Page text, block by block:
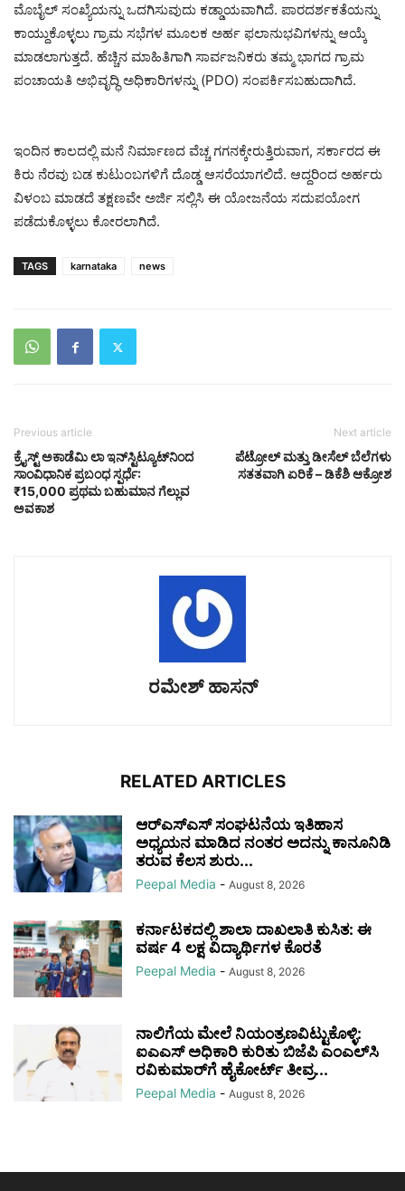
ಮೊಬೈಲ್ ಸಂಖ್ಯೆಯನ್ನು ಒದಗಿಸುವುದು ಕಡ್ಡಾಯವಾಗಿದೆ. ಪಾರದರ್ಶಕತೆಯನ್ನು
ಕಾಯ್ದುಕೊಳ್ಳಲು ಗ್ರಾಮ ಸಭೆಗಳ ಮೂಲಕ ಅರ್ಹ ಫಲಾನುಭವಿಗಳನ್ನು ಆಯ್ಕೆ
ಮಾಡಲಾಗುತ್ತದೆ. ಹೆಚ್ಚಿನ ಮಾಹಿತಿಗಾಗಿ ಸಾರ್ವಜನಿಕರು ತಮ್ಮ ಭಾಗದ ಗ್ರಾಮ
ಪಂಚಾಯತಿ ಅಭಿವೃದ್ಧಿ ಅಧಿಕಾರಿಗಳನ್ನು (PDO) ಸಂಪರ್ಕಿಸಬಹುದಾಗಿದೆ.
ಇಂದಿನ ಕಾಲದಲ್ಲಿ ಮನೆ ನಿರ್ಮಾಣದ ವೆಚ್ಚ ಗಗನಕ್ಕೇರುತ್ತಿರುವಾಗ, ಸರ್ಕಾರದ ಈ
ಕಿರು ನೆರವು ಬಡ ಕುಟುಂಬಗಳಿಗೆ ದೊಡ್ಡ ಆಸರೆಯಾಗಲಿದೆ. ಆದ್ದರಿಂದ ಅರ್ಹರು
ವಿಳಂಬ ಮಾಡದೆ ತಕ್ಷಣವೇ ಅರ್ಜಿ ಸಲ್ಲಿಸಿ ಈ ಯೋಜನೆಯ ಸದುಪಯೋಗ
ಪಡೆದುಕೊಳ್ಳಲು ಕೋರಲಾಗಿದೆ.
TAGS karnataka news
Previous article
ಕ್ರೈಸ್ಟ್ ಅಕಾಡೆಮಿ ಲಾ ಇನ್‌ಸ್ಟಿಟ್ಯೂಟ್‌ನಿಂದ
ಸಾಂವಿಧಾನಿಕ ಪ್ರಬಂಧ ಸ್ಪರ್ಧೆ:
₹15,000 ಪ್ರಥಮ ಬಹುಮಾನ ಗೆಲ್ಲುವ
ಅವಕಾಶ
Next article
ಪೆಟ್ರೋಲ್ ಮತ್ತು ಡೀಸೆಲ್ ಬೆಲೆಗಳು
ಸತತವಾಗಿ ಏರಿಕೆ – ಡಿಕೆಶಿ ಆಕ್ರೋಶ
ರಮೇಶ್‌ ಹಾಸನ್‌
RELATED ARTICLES
ಆರ್‌ಎಸ್‌ಎಸ್ ಸಂಘಟನೆಯ ಇತಿಹಾಸ
ಅಧ್ಯಯನ ಮಾಡಿದ ನಂತರ ಅದನ್ನು ಕಾನೂನಿಡಿ
ತರುವ ಕೆಲಸ ಶುರು...
Peepal Media - August 8, 2026
ಕರ್ನಾಟಕದಲ್ಲಿ ಶಾಲಾ ದಾಖಲಾತಿ ಕುಸಿತ: ಈ
ವರ್ಷ 4 ಲಕ್ಷ ವಿದ್ಯಾರ್ಥಿಗಳ ಕೊರತೆ
Peepal Media - August 8, 2026
ನಾಲಿಗೆಯ ಮೇಲೆ ನಿಯಂತ್ರಣವಿಟ್ಟುಕೊಳ್ಳಿ:
ಐಎಎಸ್ ಅಧಿಕಾರಿ ಕುರಿತು ಬಿಜೆಪಿ ಎಂಎಲ್‌ಸಿ
ರವಿಕುಮಾರ್‌ಗೆ ಹೈಕೋರ್ಟ್ ತೀವ್ರ...
Peepal Media - August 8, 2026